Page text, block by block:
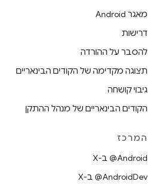
מאגר Android
דרישות
להסבר על ההורדה
תצוגה מקדימה של הקודים הבינאריים
גיבוי קושחה
הקודים הבינאריים של מנהל ההתקן
המרכז
‫‎@Android ב-X
‫‎@AndroidDev ב-X